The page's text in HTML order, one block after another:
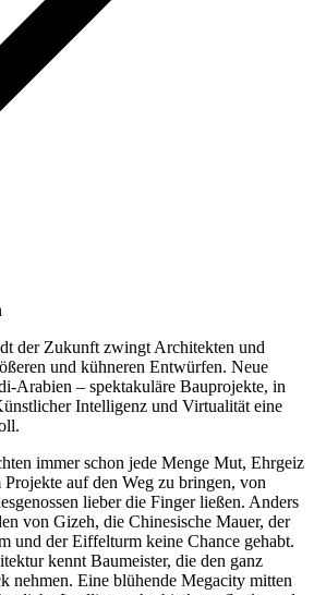
der Zukunft zwingt Architekten und
und kühneren Entwürfen. Neue
Arabien – spektakuläre Bauprojekte, in
Intelligenz und Virtualität eine
immer schon jede Menge Mut, Ehrgeiz
auf den Weg zu bringen, von
lieber die Finger ließen. Anders
von Gizeh, die Chinesische Mauer, der
und der Eiffelturm keine Chance gehabt.
kennt Baumeister, die den ganz
nehmen. Eine blühende Megacity mitten